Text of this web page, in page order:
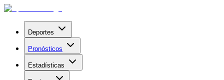
Deportes
Pronósticos
Estadísticas